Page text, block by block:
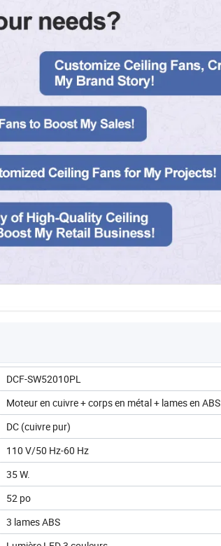
DCF-SW52010PL
Moteur en cuivre + corps en métal + lames en ABS
DC (cuivre pur)
110 V/50 Hz-60 Hz
35 W.
52 po
3 lames ABS